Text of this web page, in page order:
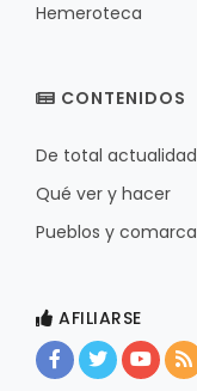
Hemeroteca
CONTENIDOS
De total actualidad
Qué ver y hacer
Pueblos y comarca
AFILIARSE